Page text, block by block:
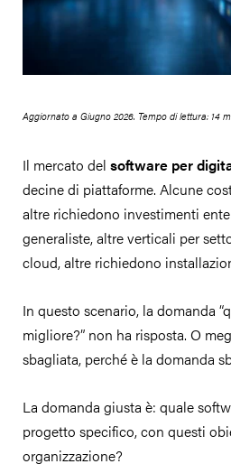
Aggiornato a Giugno 2026. Tempo di lettura: 14
Il mercato del software per
decine di piattaforme. Alcune
altre richiedono investimenti
generaliste, altre verticali per
cloud, altre richiedono
In questo scenario, la domanda
migliore?” non ha risposta. O
sbagliata, perché è la domanda
La domanda giusta è: quale
progetto specifico, con questi
organizzazione?